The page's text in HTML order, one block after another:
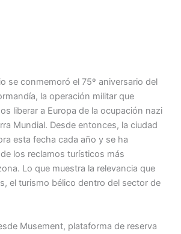
se conmemoró el 75º aniversario del
la operación militar que
liberar a Europa de la ocupación nazi
Mundial. Desde entonces, la ciudad
esta fecha cada año y se ha
los reclamos turísticos más
Lo que muestra la relevancia que
el turismo bélico dentro del sector de
Musement, plataforma de reserva